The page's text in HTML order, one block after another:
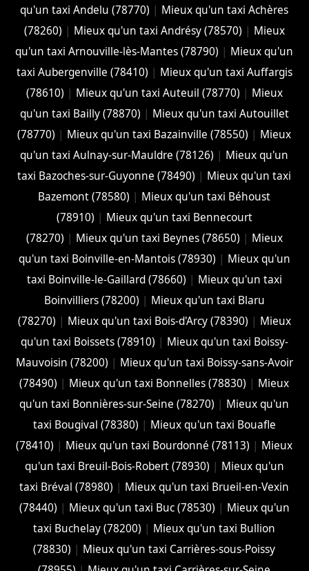
qu'un taxi Andelu (78770) | Mieux qu'un taxi Achères
(78260) | Mieux qu'un taxi Andrésy (78570) | Mieux
qu'un taxi Arnouville-lès-Mantes (78790) | Mieux qu'un
taxi Aubergenville (78410) | Mieux qu'un taxi Auffargis
(78610) | Mieux qu'un taxi Auteuil (78770) | Mieux
qu'un taxi Bailly (78870) | Mieux qu'un taxi Autouillet
(78770) | Mieux qu'un taxi Bazainville (78550) | Mieux
qu'un taxi Aulnay-sur-Mauldre (78126) | Mieux qu'un
taxi Bazoches-sur-Guyonne (78490) | Mieux qu'un taxi
Bazemont (78580) | Mieux qu'un taxi Béhoust
(78910) | Mieux qu'un taxi Bennecourt
(78270) | Mieux qu'un taxi Beynes (78650) | Mieux
qu'un taxi Boinville-en-Mantois (78930) | Mieux qu'un
taxi Boinville-le-Gaillard (78660) | Mieux qu'un taxi
Boinvilliers (78200) | Mieux qu'un taxi Blaru
(78270) | Mieux qu'un taxi Bois-d'Arcy (78390) | Mieux
qu'un taxi Boissets (78910) | Mieux qu'un taxi Boissy-
Mauvoisin (78200) | Mieux qu'un taxi Boissy-sans-Avoir
(78490) | Mieux qu'un taxi Bonnelles (78830) | Mieux
qu'un taxi Bonnières-sur-Seine (78270) | Mieux qu'un
taxi Bougival (78380) | Mieux qu'un taxi Bouafle
(78410) | Mieux qu'un taxi Bourdonné (78113) | Mieux
qu'un taxi Breuil-Bois-Robert (78930) | Mieux qu'un
taxi Bréval (78980) | Mieux qu'un taxi Brueil-en-Vexin
(78440) | Mieux qu'un taxi Buc (78530) | Mieux qu'un
taxi Buchelay (78200) | Mieux qu'un taxi Bullion
(78830) | Mieux qu'un taxi Carrières-sous-Poissy